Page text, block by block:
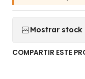
Mostrar stock
COMPARTIR ESTE